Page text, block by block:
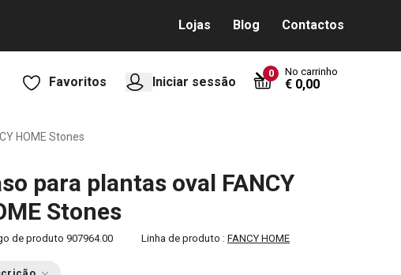
Lojas Blog Contactos
Favoritos Iniciar sessão
0 No carrinho
€ 0,00
HOME Stones
para plantas oval FANCY
Stones
de produto 907964.00 Linha de produto : FANCY HOME